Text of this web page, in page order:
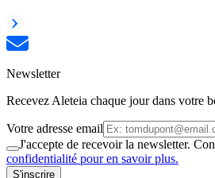
Newsletter
Recevez Aleteia chaque jour dans votre
Votre adresse email
J'accepte de recevoir la newsletter.
confidentialité pour en savoir plus.
S'inscrire